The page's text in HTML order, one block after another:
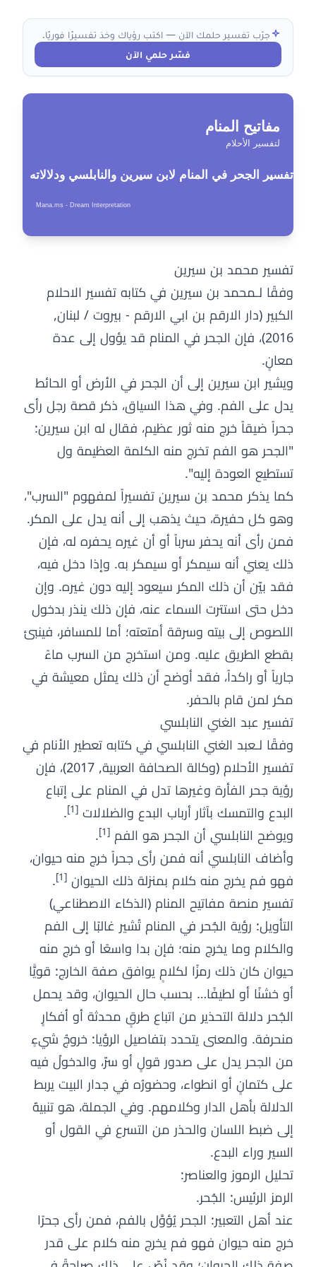
جرّب تفسير حلمك الآن — اكتب رؤياك وخذ تفسيرًا فوريًا.
فسّر حلمي الآن
تفسير محمد بن سيرين
وفقًا لـمحمد بن سيرين في كتابه تفسير الاحلام
الكبير (دار الارقم بن ابي الارقم - بيروت / لبنان,
2016)، فإن الجحر في المنام قد يؤول إلى عدة
معانٍ.
ويشير ابن سيرين إلى أن الجحر في الأرض أو الحائط
يدل على الفم. وفي هذا السياق، ذكر قصة رجل رأى
جحراً ضيقاً خرج منه ثور عظيم، فقال له ابن سيرين:
"الجحر هو الفم تخرج منه الكلمة العظيمة ول
تستطيع العودة إليه".
كما يذكر محمد بن سيرين تفسيراً لمفهوم "السرب"،
وهو كل حفيرة، حيث يذهب إلى أنه يدل على المكر.
فمن رأى أنه يحفر سرباً أو أن غيره يحفره له، فإن
ذلك يعني أنه سيمكر أو سيمكر به. وإذا دخل فيه،
فقد بيّن أن ذلك المكر سيعود إليه دون غيره. وإن
دخل حتى استترت السماء عنه، فإن ذلك ينذر بدخول
اللصوص إلى بيته وسرقة أمتعته؛ أما للمسافر، فينبئ
بقطع الطريق عليه. ومن استخرج من السرب ماءً
جارياً أو راكداً، فقد أوضح أن ذلك يمثل معيشة في
مكر لمن قام بالحفر.
تفسير عبد الغني النابلسي
وفقًا لـعبد الغني النابلسي في كتابه تعطير الأنام في
تفسير الأحلام (وكالة الصحافة العربية, 2017)، فإن
رؤية جحر الفأرة وغيرها تدل في المنام على إتباع
البدع والتمسك بآثار أرباب البدع والضلالات [1]
.
ويوضح النابلسي أن الجحر هو الفم [1]
.
وأضاف النابلسي أنه فمن رأى جحراً خرج منه حيوان،
فهو فم يخرج منه كلام بمنزلة ذلك الحيوان [1]
.
تفسير منصة مفاتيح المنام (الذكاء الاصطناعي)
التأويل: رؤية الجُحر في المنام تُشير غالبًا إلى الفم
والكلام وما يخرج منه؛ فإن بدا واسعًا أو خرج منه
حيوان كان ذلك رمزًا لكلامٍ يوافق صفة الخارج: قويًّا
أو خشنًا أو لطيفًا… بحسب حال الحيوان، وقد يحمل
الجُحر دلالة التحذير من اتباع طرقٍ محدثة أو أفكارٍ
منحرفة. والمعنى يتحدد بتفاصيل الرؤيا: خروجُ شيءٍ
من الجحر يدل على صدور قولٍ أو سرّ، والدخولُ فيه
على كتمانٍ أو انطواء، وحضورُه في جدار البيت يربط
الدلالة بأهل الدار وكلامهم. وفي الجملة، هو تنبيهٌ
إلى ضبط اللسان والحذر من التسرع في القول أو
السير وراء البدع.
تحليل الرموز والعناصر:
الرمز الرئيس: الجُحر.
عند أهل التعبير: الجحر يُؤوَّل بالفم، فمن رأى جحرًا
خرج منه حيوان فهو فم يخرج منه كلام على قدر